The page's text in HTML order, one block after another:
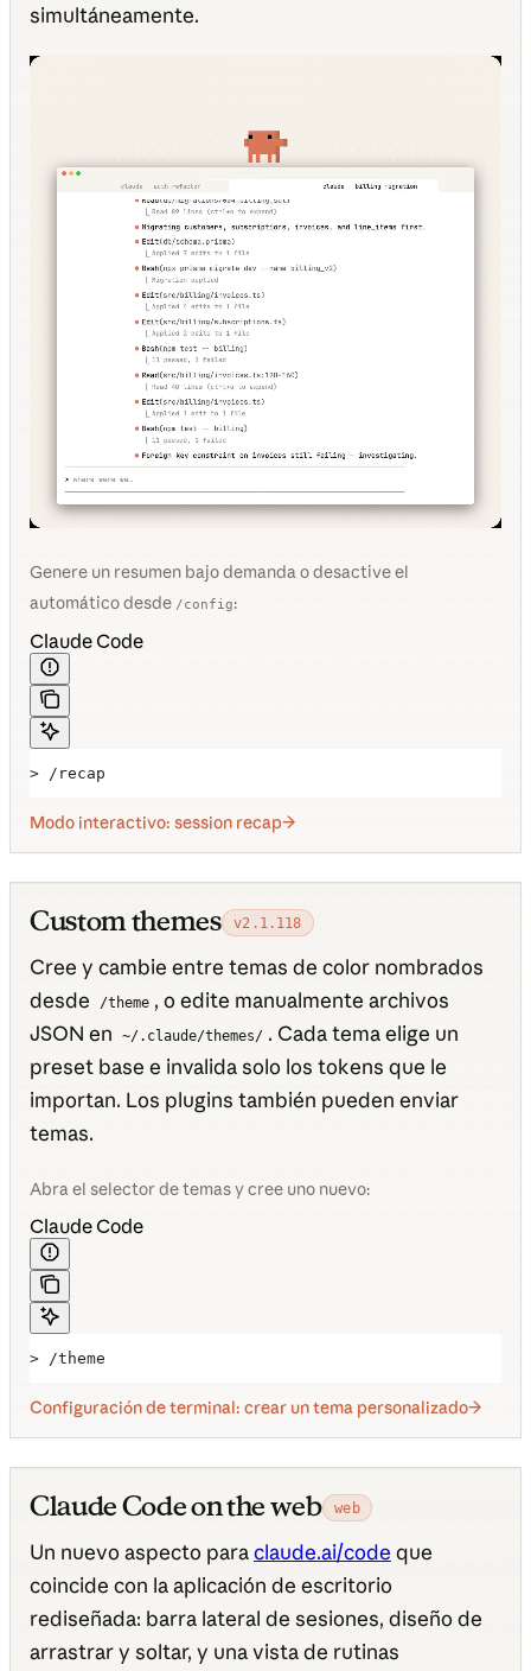
simultáneamente.
Genere un resumen bajo demanda o desactive el
automático desde /config:
Claude Code
> /recap
Modo interactivo: session recap
Custom themes v2.1.118
Cree y cambie entre temas de color nombrados
desde
/theme , o edite manualmente archivos
JSON en
~/.claude/themes/ . Cada tema elige un
preset base e invalida solo los tokens que le
importan. Los plugins también pueden enviar
temas.
Abra el selector de temas y cree uno nuevo:
Claude Code
> /theme
Configuración de terminal: crear un tema personalizado
Claude Code on the web web
Un nuevo aspecto paraclaude.ai/code que
coincide con la aplicación de escritorio
rediseñada: barra lateral de sesiones, diseño de
arrastrar y soltar, y una vista de rutinas